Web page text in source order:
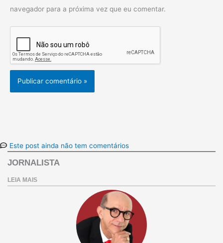
navegador para a próxima vez que eu comentar.
Este post ainda não tem comentários
JORNALISTA
LEIA MAIS